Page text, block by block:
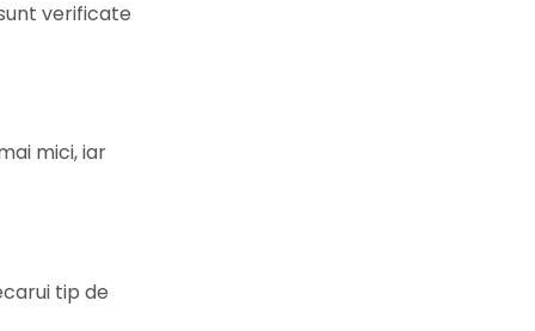
verificate
mici, iar
tip de